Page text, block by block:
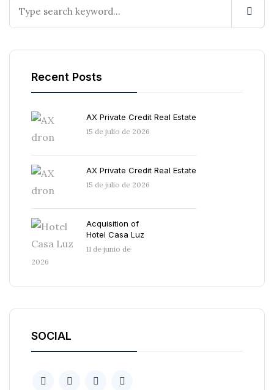
Recent Posts
AX Private Credit Real Estate
15 de julio de 2026
AX Private Credit Real Estate
15 de julio de 2026
Acquisition of
Hotel Casa Luz
11 de junio de
2026
SOCIAL